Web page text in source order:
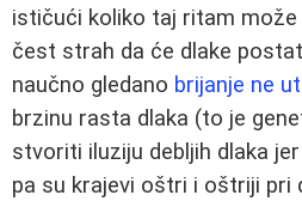
ističući koliko taj ritam
čest strah da će dlake
naučno gledano brijanje ne
brzinu rasta dlaka (to je
stvoriti iluziju debljih dlaka
pa su krajevi oštri i oštriji pri